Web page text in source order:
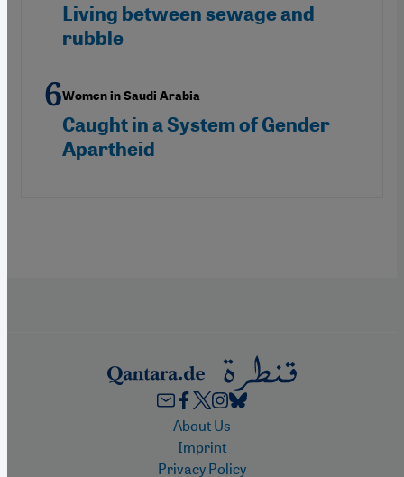
Living between sewage and
rubble
Women in Saudi Arabia
Caught in a System of Gender
Apartheid
FooterAbout Us
Imprint
Privacy Policy